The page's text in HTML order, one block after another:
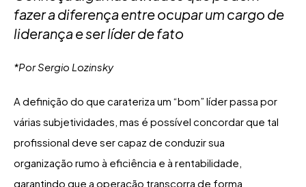
fazer a diferença entre ocupar um cargo de
liderança e ser líder de fato
*Por Sergio Lozinsky
A definição do que carateriza um “bom” líder passa por
várias subjetividades, mas é possível concordar que tal
profissional deve ser capaz de conduzir sua
organização rumo à eficiência e à rentabilidade,
garantindo que a operação transcorra de forma